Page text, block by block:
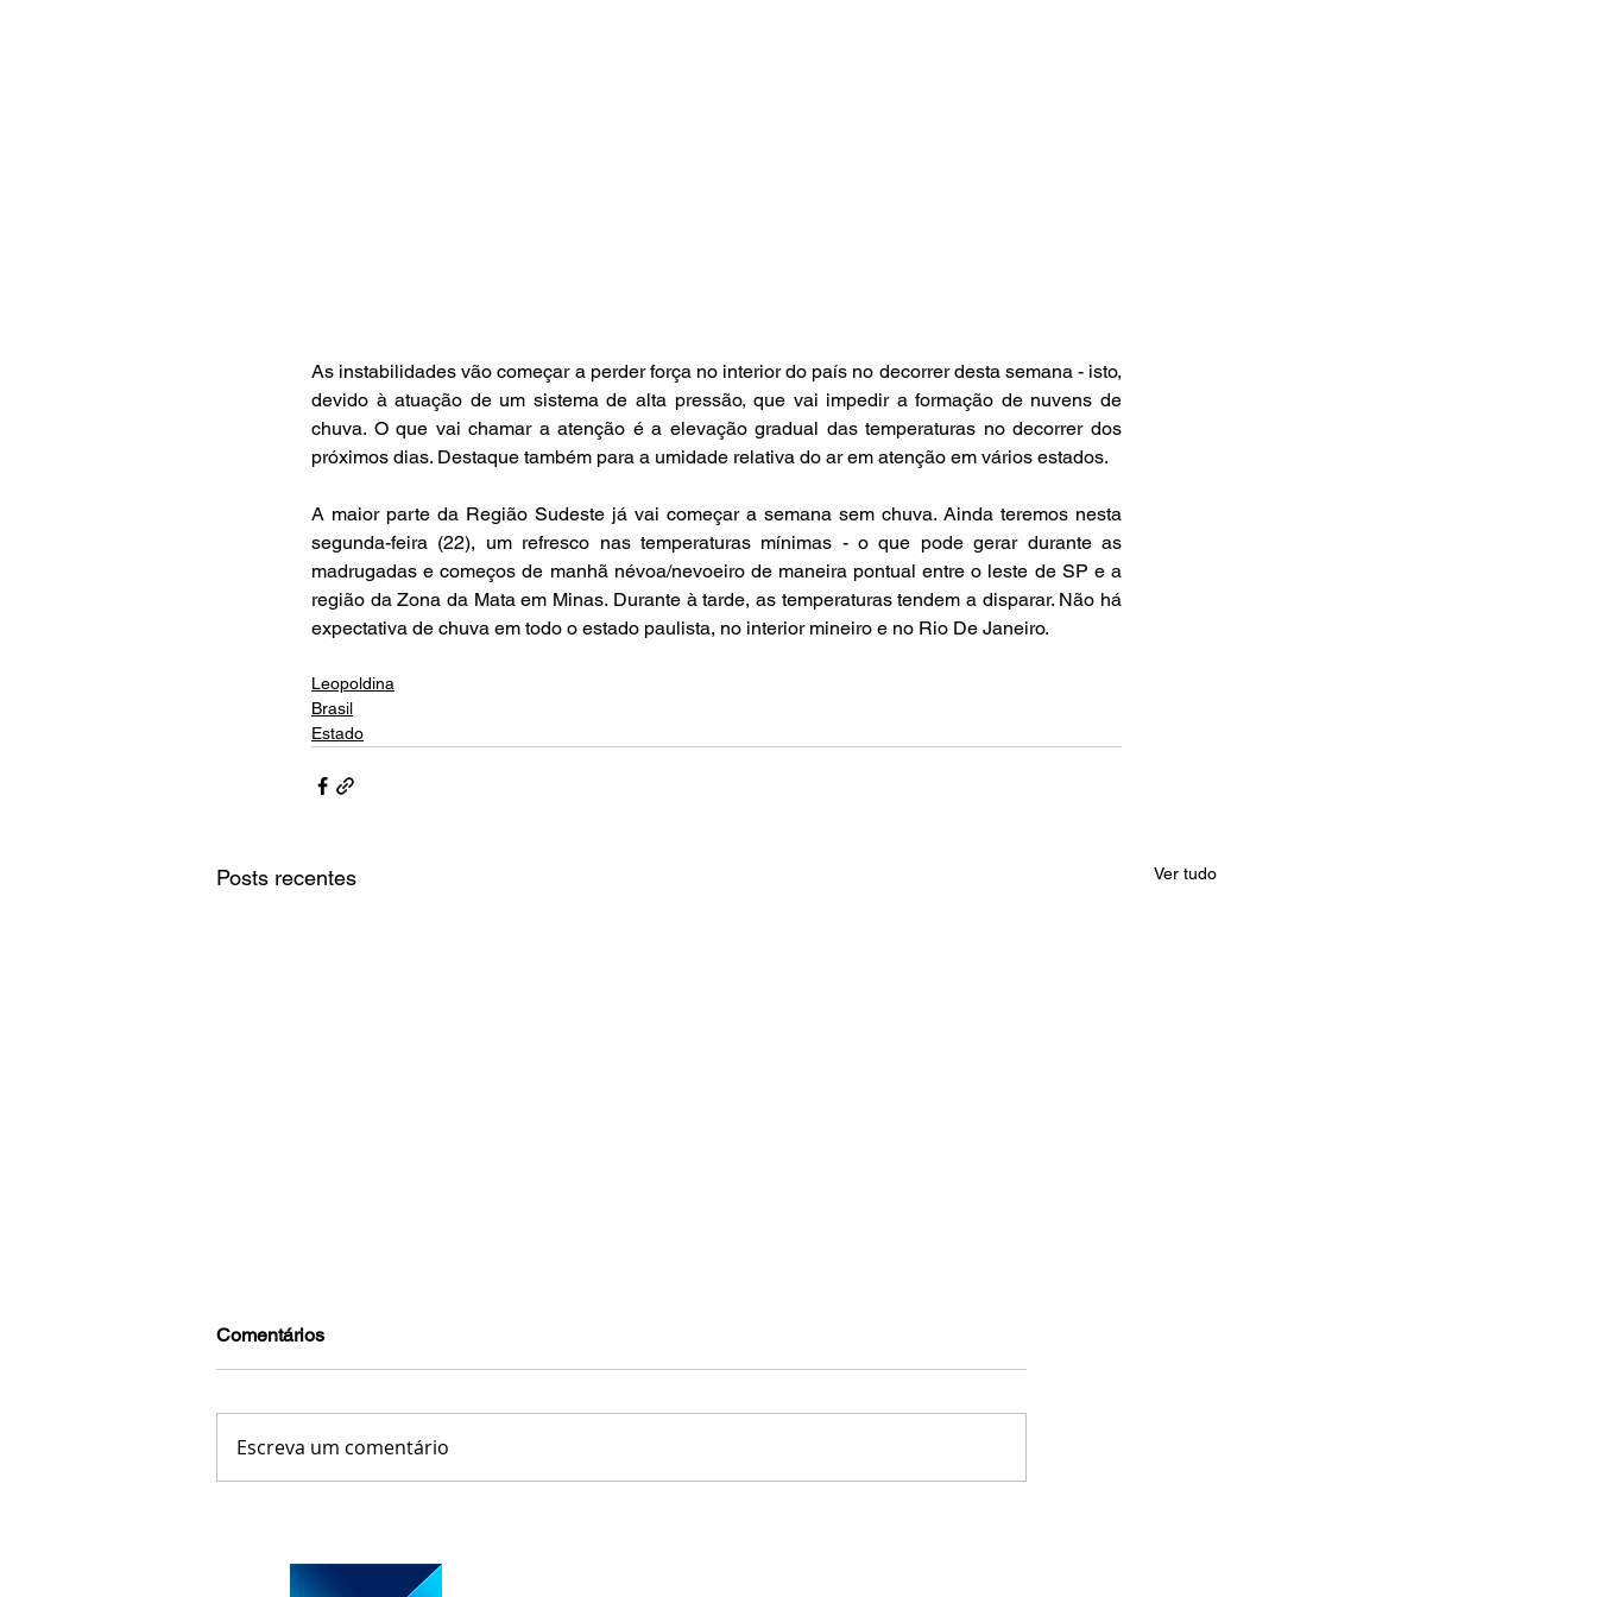
As instabilidades vão começar a perder força no interior do país no decorrer desta semana - isto,
devido à atuação de um sistema de alta pressão, que vai impedir a formação de nuvens de
chuva. O que vai chamar a atenção é a elevação gradual das temperaturas no decorrer dos
próximos dias. Destaque também para a umidade relativa do ar em atenção em vários estados.
A maior parte da Região Sudeste já vai começar a semana sem chuva. Ainda teremos nesta
segunda-feira (22), um refresco nas temperaturas mínimas - o que pode gerar durante as
madrugadas e começos de manhã névoa/nevoeiro de maneira pontual entre o leste de SP e a
região da Zona da Mata em Minas. Durante à tarde, as temperaturas tendem a disparar. Não há
expectativa de chuva em todo o estado paulista, no interior mineiro e no Rio De Janeiro.
Leopoldina
Brasil
Estado
Posts recentes Ver tudo
Comentários
Escreva um comentário